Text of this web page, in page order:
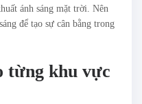
ánh sáng mặt trời. Nên
để tạo sự cân bằng trong
từng khu vực